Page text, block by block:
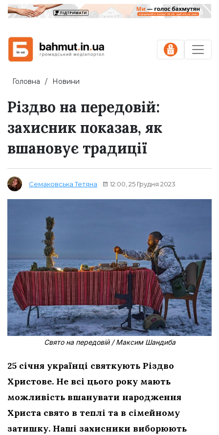
Головна Новини
Різдво на передовій:
захисник показав, як
вшановує традиції
Семаковська Тетяна 12:00, 25 Грудня 2023
Свято на передовій / Максим Шандиба
25 січня українці святкують Різдво
Христове. Не всі цього року мають
можливість вшанувати народження
Христа свято в теплі та в сімейному
затишку. Наші захисники виборюють